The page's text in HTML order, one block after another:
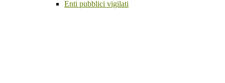
Enti pubblici vigilati